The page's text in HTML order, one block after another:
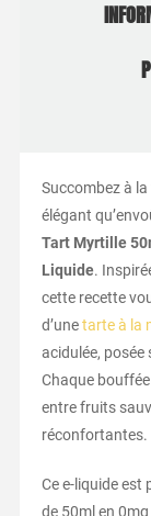
Succombez à
élégant
Tart Myrtille
Liquide.
cette recette
d’unetarte à la
acidulée,
Chaque
entre fruits
réconfortantes.
Ce e-liquide
de 50ml en